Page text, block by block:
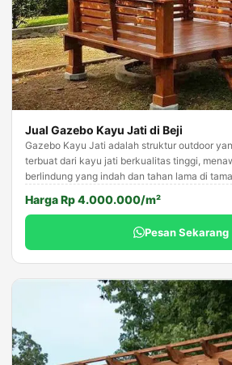
Jual Gazebo Kayu Jati di Beji
Gazebo Kayu Jati adalah struktur outdoor
terbuat dari kayu jati berkualitas tinggi,
berlindung yang indah dan tahan lama di
Harga Rp 4.000.000/m²
Pesan Sekarang